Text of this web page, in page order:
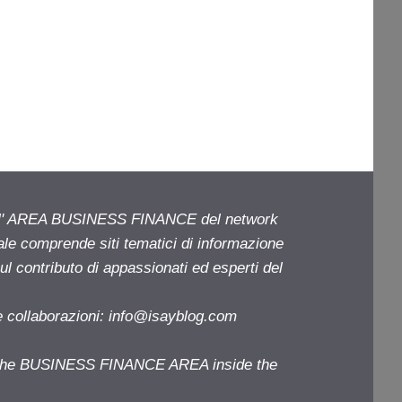
BUSINESS FINANCE del network
comprende siti tematici di informazione
contributo di appassionati ed esperti del
collaborazioni: info@isayblog.com
BUSINESS FINANCE AREA inside the